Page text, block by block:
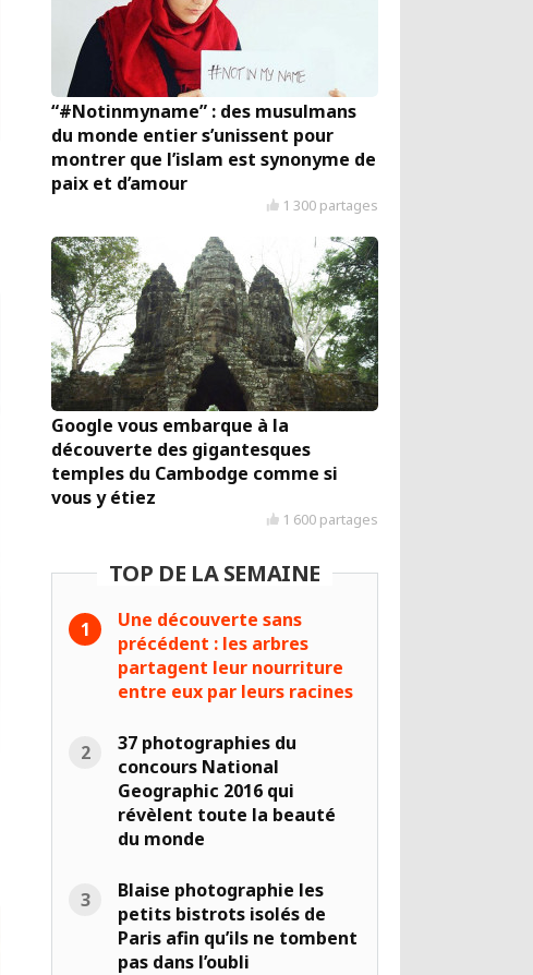
“#Notinmyname” : des musulmans
du monde entier s’unissent pour
montrer que l’islam est synonyme de
paix et d’amour
1 300 partages
Google vous embarque à la
découverte des gigantesques
temples du Cambodge comme si
vous y étiez
1 600 partages
TOP DE LA SEMAINE
Une découverte sans
précédent : les arbres
partagent leur nourriture
entre eux par leurs racines
37 photographies du
concours National
Geographic 2016 qui
révèlent toute la beauté
du monde
Blaise photographie les
petits bistrots isolés de
Paris afin qu’ils ne tombent
pas dans l’oubli